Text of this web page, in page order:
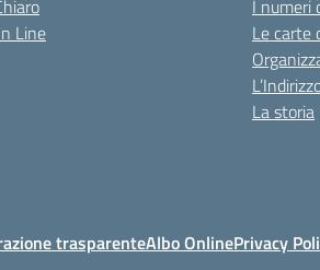
Line
I numeri
Le carte
La storia
trasparenteAlbo OnlinePrivacy